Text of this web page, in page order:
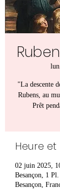
"La descente
Rubens, au
Prêt
Heure et
02 juin 2025,
Besançon, 1
Besançon,